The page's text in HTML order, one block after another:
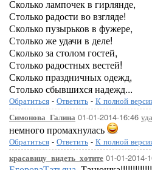
Сколько лампочек в гирлянде,
Столько радости во взгляде!
Сколько пузырьков в фужере,
Столько же удачи в деле!
Сколько за столом гостей,
Столько радостных вестей!
Сколько праздничных одежд,
Столько сбывшихся надежд...
Обратиться - Ответить - К полной
Симонова_Галина 01-01-2014-16:46
немного промахнулась
Обратиться - Ответить - К полной
красавицу_видеть_хотите 01-01-2014-